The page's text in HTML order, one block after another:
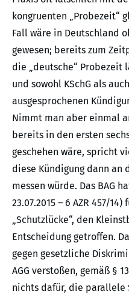
kongruenten „Probezeit“
Fall wäre in Deutschland
gewesen; bereits zum
die „deutsche“ Probezeit
und sowohl KSchG als
ausgesprochenen
Nimmt man aber einmal
bereits in den ersten
geschehen wäre, spricht
diese Kündigung dann an
messen würde. Das BAG
23.07.2015 – 6 AZR 457/
„Schutzlücke“, den
Entscheidung getroffen.
gegen gesetzliche
AGG verstoßen, gemäß §
nichts dafür, die parallele